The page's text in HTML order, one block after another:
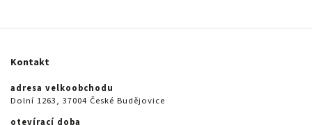
Kontakt
adresa velkoobchodu
Dolní 1263, 37004 České Budějovice
otevírací doba